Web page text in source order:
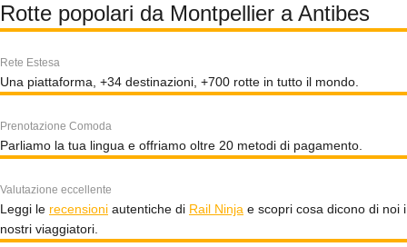
Rotte popolari da Montpellier a Antibes
Rete Estesa
Una piattaforma, +34 destinazioni, +700 rotte in tutto il mondo.
Prenotazione Comoda
Parliamo la tua lingua e offriamo oltre 20 metodi di pagamento.
Valutazione eccellente
Leggi le recensioni autentiche di Rail Ninja e scopri cosa dicono di noi i
nostri viaggiatori.